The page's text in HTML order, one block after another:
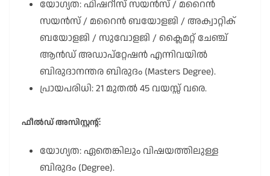
യോഗ്യത: ഫിഷറീസ് സയൻസ് / മറൈൻ
സയൻസ് / മറൈൻ ബയോളജി / അക്വാറ്റിക്
ബയോളജി / സുവോളജി / ക്ലൈമറ്റ് ചേഞ്ച്
ആൻഡ് അഡാപ്റ്റേഷൻ എന്നിവയിൽ
ബിരുദാനന്തര ബിരുദം (Masters Degree).
പ്രായപരിധി: 21 മുതൽ 45 വയസ്സ് വരെ.
ഫീൽഡ് അസിസ്റ്റന്റ്:
യോഗ്യത: ഏതെങ്കിലും വിഷയത്തിലുള്ള
ബിരുദം (Degree).